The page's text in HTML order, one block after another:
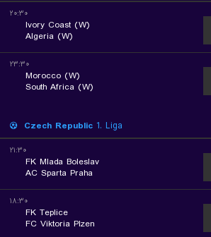
۲۰:۳۰
Ivory Coast (W)
Algeria (W)
۲۳:۳۰
Morocco (W)
South Africa (W)
Czech Republic 1. Liga
۲۱:۳۰
FK Mlada Boleslav
AC Sparta Praha
۱۸:۳۰
FK Teplice
FC Viktoria Plzen